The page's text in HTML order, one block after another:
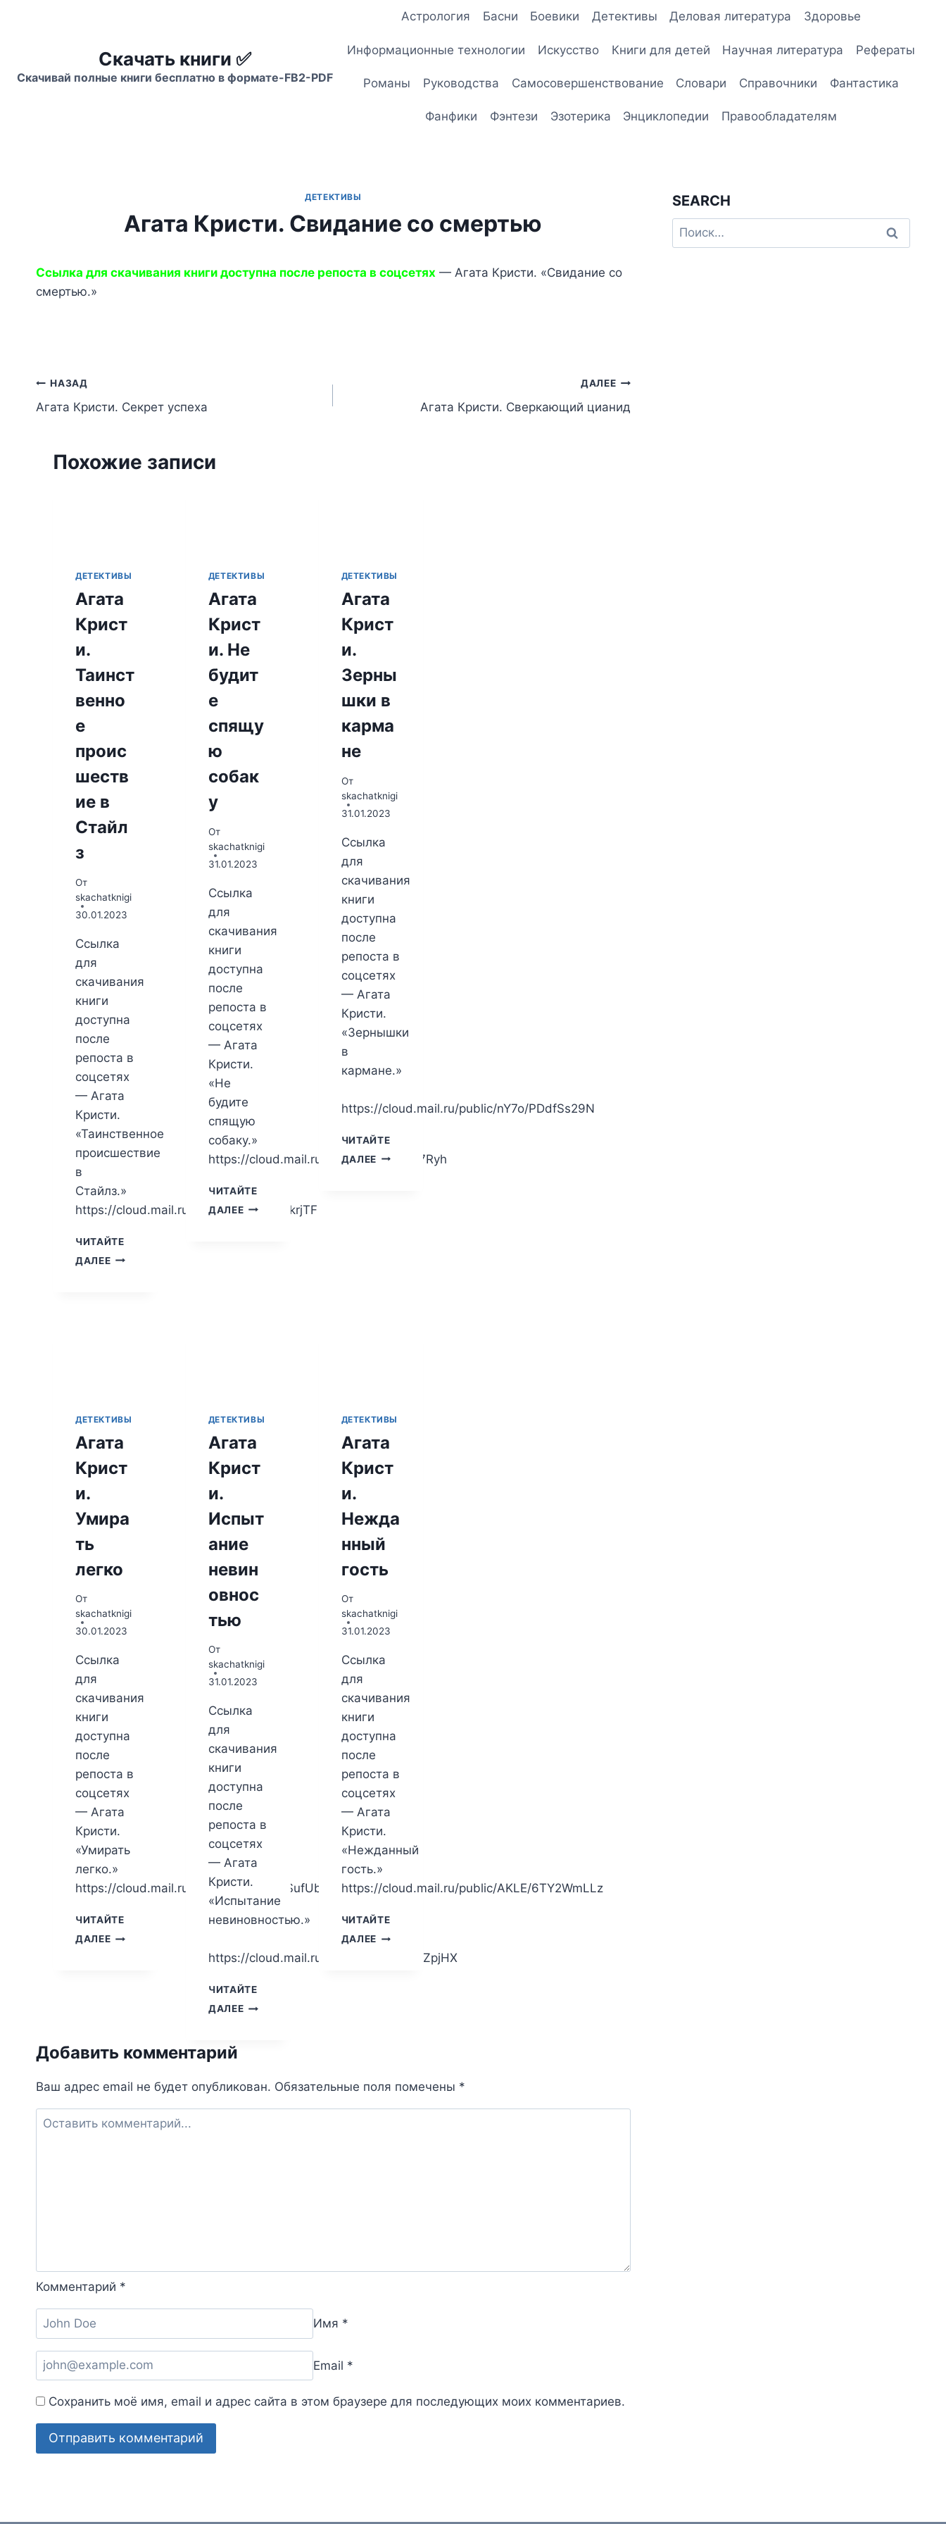
Скачать книги ✅
Скачивай полные книги бесплатно в формате-FB2-PDF
Астрология Басни Боевики Детективы Деловая литература Здоровье
Информационные технологии Искусство Книги для детей Научная литература Рефераты
Романы Руководства Самосовершенствование Словари Справочники Фантастика
Фанфики Фэнтези Эзотерика Энциклопедии Правообладателям
ДЕТЕКТИВЫ
Агата Кристи. Свидание со смертью
Ссылка для скачивания книги доступна после репоста в соцсетях — Агата Кристи. «Свидание со
смертью.»
Навигация
по
НАЗАД
Агата Кристи. Секрет успеха
ДАЛЕЕ
Агата Кристи. Сверкающий цианид
Похожие записи
ДЕТЕКТИВЫ
Агата
Крист
и.
Таинст
венно
е
проис
шеств
ие в
Стайл
з
От
skachatknigi
30.01.2023
Ссылка
для
скачивания
книги
доступна
после
репоста в
соцсетях
— Агата
Кристи.
«Таинственное
происшествие
в
Стайлз.»
https://cloud.mail.ru/public/PjDr/wx3XkrjTF
ЧИТАЙТЕ
ДАЛЕЕ АГАТА
ДЕТЕКТИВЫ
Агата
Крист
и. Не
будит
е
спящу
ю
собак
у
От
skachatknigi
31.01.2023
Ссылка
для
скачивания
книги
доступна
после
репоста в
соцсетях
— Агата
Кристи.
«Не
будите
спящую
собаку.»
https://cloud.mail.ru/public/yjaz/Vorsj7Ryh
ЧИТАЙТЕ
ДАЛЕЕ АГАТА
ДЕТЕКТИВЫ
Агата
Крист
и.
Зерны
шки в
карма
не
От
skachatknigi
31.01.2023
Ссылка
для
скачивания
книги
доступна
после
репоста в
соцсетях
— Агата
Кристи.
«Зернышки
в
кармане.»
https://cloud.mail.ru/public/nY7o/PDdfSs29N
ЧИТАЙТЕ
ДАЛЕЕ АГАТА
ДЕТЕКТИВЫ
Агата
Крист
и.
Умира
ть
легко
От
skachatknigi
30.01.2023
Ссылка
для
скачивания
книги
доступна
после
репоста в
соцсетях
— Агата
Кристи.
«Умирать
легко.»
https://cloud.mail.ru/public/t3GH/F8cSufUbz
ЧИТАЙТЕ
ДАЛЕЕ АГАТА
ДЕТЕКТИВЫ
Агата
Крист
и.
Испыт
ание
невин
овнос
тью
От
skachatknigi
31.01.2023
Ссылка
для
скачивания
книги
доступна
после
репоста в
соцсетях
— Агата
Кристи.
«Испытание
невиновностью.»
https://cloud.mail.ru/public/j4qG/qT5gZpjHX
ЧИТАЙТЕ
ДАЛЕЕ АГАТА
ДЕТЕКТИВЫ
Агата
Крист
и.
Нежда
нный
гость
От
skachatknigi
31.01.2023
Ссылка
для
скачивания
книги
доступна
после
репоста в
соцсетях
— Агата
Кристи.
«Нежданный
гость.»
https://cloud.mail.ru/public/AKLE/6TY2WmLLz
ЧИТАЙТЕ
ДАЛЕЕ АГАТА
НЕЖДАННЫЙ
Добавить комментарий
Ваш адрес email не будет опубликован. Обязательные поля помечены *
Комментарий *
Имя *
Email *
Сохранить моё имя, email и адрес сайта в этом браузере для последующих моих комментариев.
SEARCH
Найти: